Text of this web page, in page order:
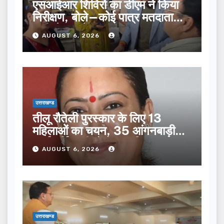
एसआईआर शिविरों का डीएम ने किया
निरीक्षण, बोले—कोई पात्र मतदाता
सूची से न छूटे…
AUGUST 6, 2026
उत्तराखण्ड
तीलू रौतेली पुरस्कार के लिए 13
महिलाओं का चयन, 35 आंगनबाड़ी
कार्यकर्तियां भी होंगी सम्मानित…
AUGUST 6, 2026
उत्तराखण्ड